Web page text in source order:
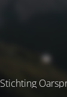
Stichting